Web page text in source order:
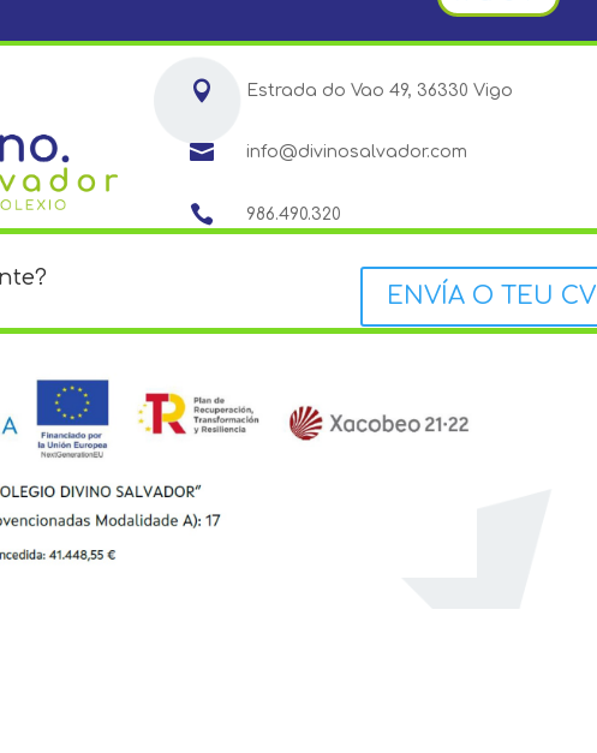
 Estrada do Vao 49, 36330 Vigo
 info@divinosalvador.com
 986.490.320
ENVÍA O TEU CV